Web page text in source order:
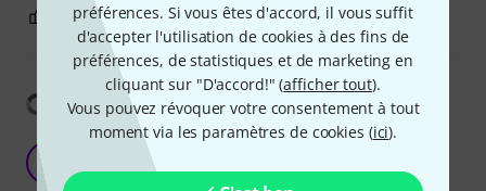
préférences. Si vous êtes d'accord, il vous suffit
d'accepter l'utilisation de cookies à des fins de
préférences, de statistiques et de marketing en
cliquant sur "D'accord!" (afficher tout).
Vous pouvez révoquer votre consentement à tout
moment via les paramètres de cookies (ici).
0 SIGNALER L'ÉVALUATION
Afficher la traduction
Tut was es soll
Bertelmann 10.04.2022